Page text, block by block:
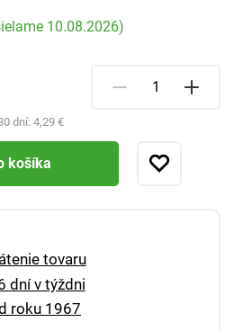
dní: 4,29 €
10.08.2026)
košíka
tovaru
dní v týždni
roku 1967